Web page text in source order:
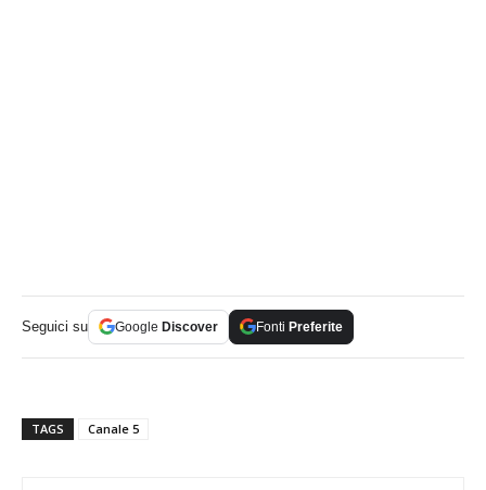
Seguici su Google Discover Fonti Preferite
TAGS Canale 5